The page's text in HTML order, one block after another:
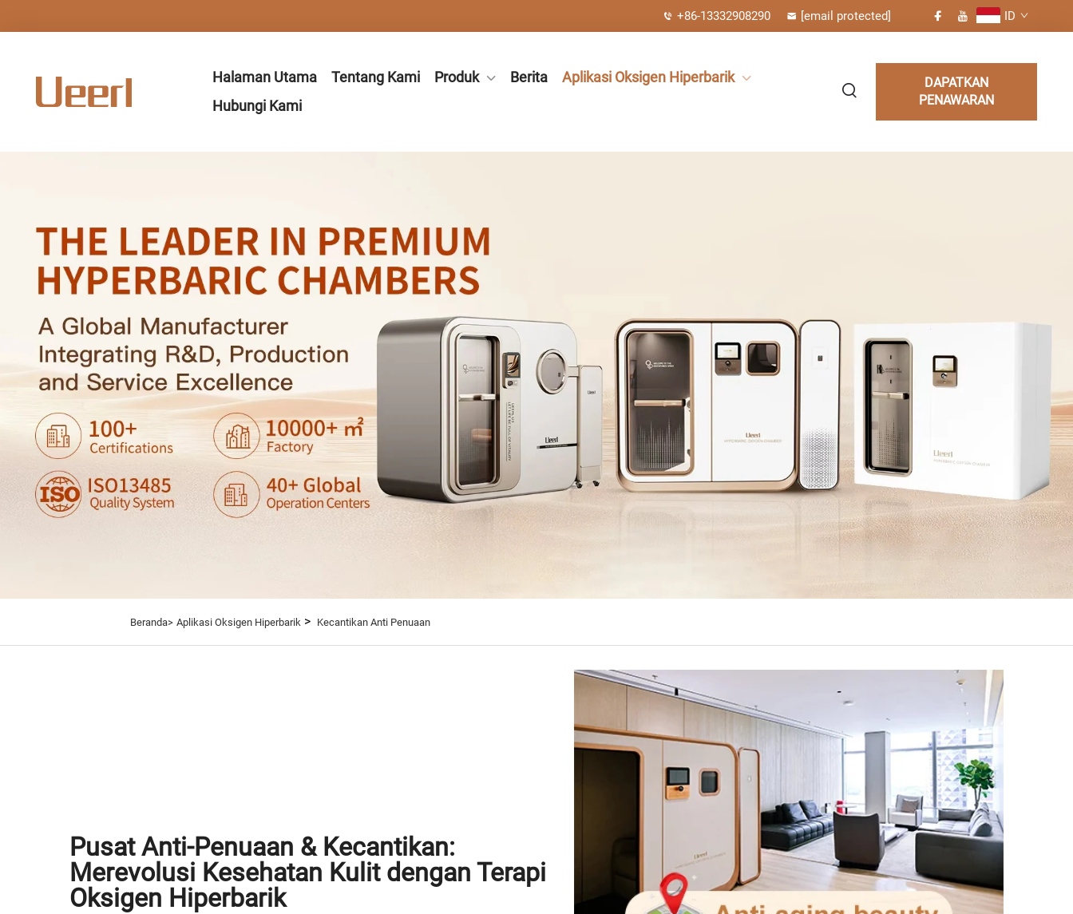
+86-13332908290 [email protected] ID
Halaman Utama Tentang Kami Produk Berita
Aplikasi Oksigen Hiperbarik
Hubungi Kami
DAPATKAN
PENAWARAN
Beranda> Aplikasi Oksigen Hiperbarik> Kecantikan Anti Penuaan
Pusat Anti-Penuaan & Kecantikan:
Merevolusi Kesehatan Kulit dengan Terapi
Oksigen Hiperbarik